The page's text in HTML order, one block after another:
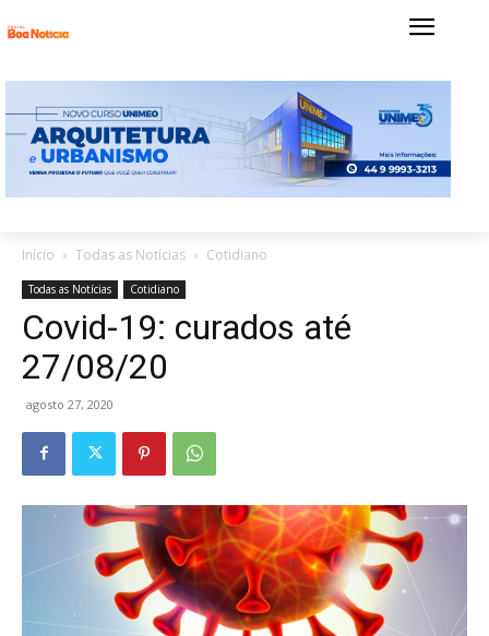
Início Todas as Notícias Cotidiano
Todas as Notícias Cotidiano
Covid-19: curados até
27/08/20
agosto 27, 2020